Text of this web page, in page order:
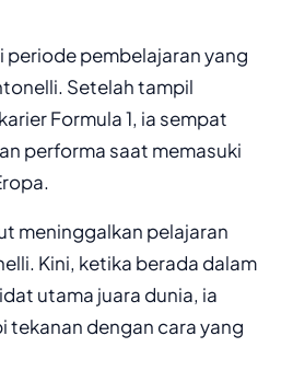
periode pembelajaran yang
Setelah tampil
Formula 1, ia sempat
performa saat memasuki
meninggalkan pelajaran
Kini, ketika berada dalam
utama juara dunia, ia
tekanan dengan cara yang